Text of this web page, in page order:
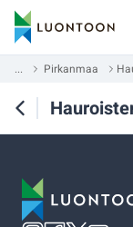
... Pirkanmaa